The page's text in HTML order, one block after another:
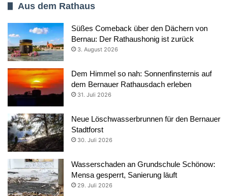
Aus dem Rathaus
Süßes Comeback über den Dächern von
Bernau: Der Rathaushonig ist zurück
3. August 2026
Dem Himmel so nah: Sonnenfinsternis auf
dem Bernauer Rathausdach erleben
31. Juli 2026
Neue Löschwasserbrunnen für den Bernauer
Stadtforst
30. Juli 2026
Wasserschaden an Grundschule Schönow:
Mensa gesperrt, Sanierung läuft
29. Juli 2026